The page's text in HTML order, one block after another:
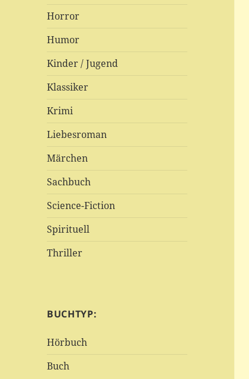
Horror
Humor
Kinder / Jugend
Klassiker
Krimi
Liebesroman
Märchen
Sachbuch
Science-Fiction
Spirituell
Thriller
BUCHTYP:
Hörbuch
Buch